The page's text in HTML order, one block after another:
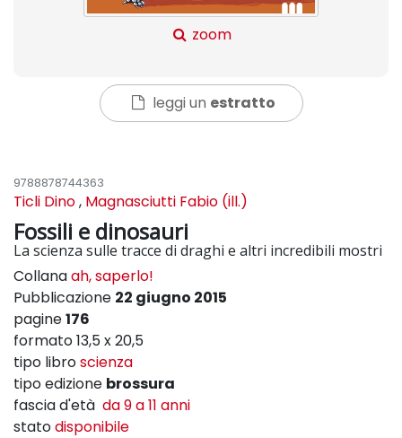
zoom
leggi un estratto
9788878744363
Ticli Dino, Magnasciutti Fabio (ill.)
Fossili e dinosauri
La scienza sulle tracce di draghi e altri incredibili mostri
Collanaah, saperlo!
Pubblicazione 22 giugno 2015
pagine176
formato 13,5 x 20,5
tipo libroscienza
tipo edizione brossura
fascia d'età da 9 a 11 anni
statodisponibile